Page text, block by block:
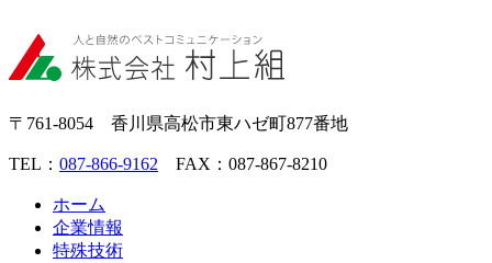
〒761-8054 香川県高松市東ハゼ町877番地
TEL： 087-866-9162 FAX：087-867-8210
ホーム
企業情報
特殊技術